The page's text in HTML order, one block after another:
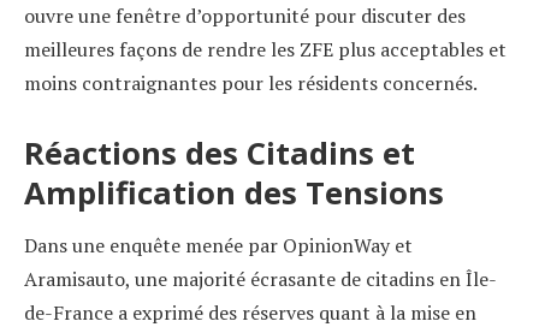
ouvre une fenêtre d’opportunité pour discuter des
meilleures façons de rendre les ZFE plus acceptables et
moins contraignantes pour les résidents concernés.
Réactions des Citadins et
Amplification des Tensions
Dans une enquête menée par OpinionWay et
Aramisauto, une majorité écrasante de citadins en Île-
de-France a exprimé des réserves quant à la mise en